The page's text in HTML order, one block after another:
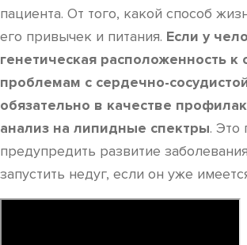
пациента. От того, какой способ
его привычек и питания. Если у
генетическая расположенность
проблемам с сердечно-
обязательно в качестве
анализ на липидные спектры. Это
предупредить развитие
запустить недуг, если он уже